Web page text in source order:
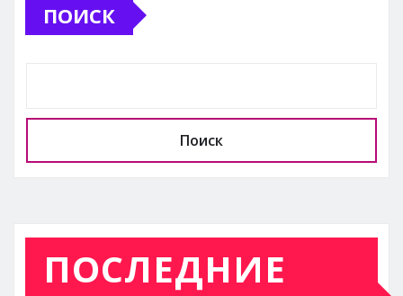
ПОИСК
Поиск
ПОСЛЕДНИЕ